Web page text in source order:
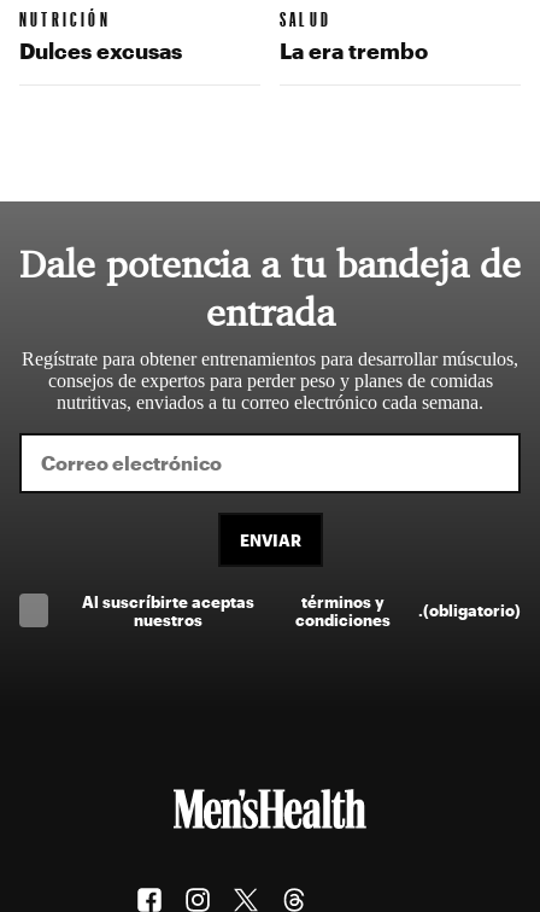
NUTRICIÓN
Dulces excusas
SALUD
La era trembo
Dale potencia a tu bandeja de
entrada
Regístrate para obtener entrenamientos para desarrollar músculos,
consejos de expertos para perder peso y planes de comidas
nutritivas, enviados a tu correo electrónico cada semana.
ENVIAR
Al suscríbirte aceptas
nuestros
términos y
condiciones
.(obligatorio)